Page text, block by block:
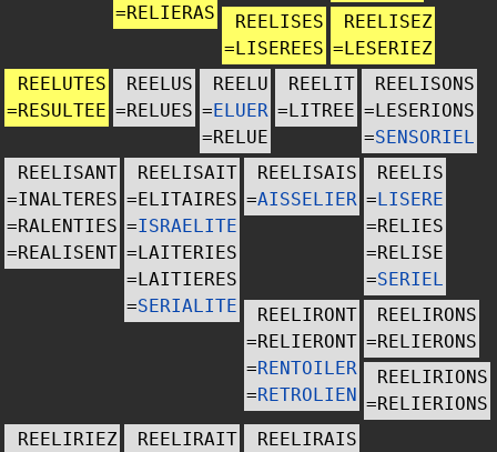
=RELIERAS
REELISES
=LISEREES
REELISEZ
=LESERIEZ
REELUTES
=RESULTEE
REELUS
=RELUES
REELU
=ELUER
=RELUE
REELIT
=LITREE
REELISONS
=LESERIONS
=SENSORIEL
REELISANT
=INALTERES
=RALENTIES
=REALISENT
REELISAIT
=ELITAIRES
=ISRAELITE
=LAITERIES
=LAITIERES
=SERIALITE
REELISAIS
=AISSELIER
REELIS
=LISERE
=RELIES
=RELISE
=SERIEL
REELIRONT
=RELIERONT
=RENTOILER
=RETROLIEN
REELIRONS
=RELIERONS
REELIRIONS
=RELIERIONS
REELIRIEZ
REELIRAIT
REELIRAIS